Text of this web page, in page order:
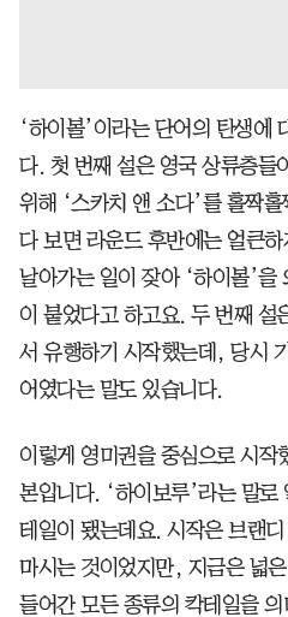
‘하이볼’이라는 단어의 탄생에
다. 첫 번째 설은 영국 상류층들
위해 ‘스카치 앤 소다’를 홀짝
다 보면 라운드 후반에는 얼큰
날아가는 일이 잦아 ‘하이볼’을
이 붙었다고 하고요. 두 번째 설
서 유행하기 시작했는데, 당시
어였다는 말도 있습니다.
이렇게 영미권을 중심으로 시
본입니다. ‘하이보루’라는 말로
테일이 됐는데요. 시작은 브랜
마시는 것이었지만, 지금은 넓
들어간 모든 종류의 칵테일을 의